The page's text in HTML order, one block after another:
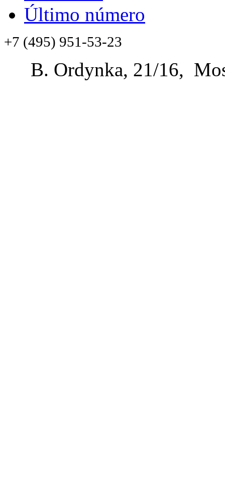
Último número
+7 (495) 951-53-23
B. Ordynka, 21/16,